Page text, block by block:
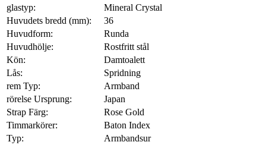
glastyp:
Mineral Crystal
Huvudets bredd (mm):
36
Huvudform:
Runda
Huvudhölje:
Rostfritt stål
Kön:
Damtoalett
Lås:
Spridning
rem Typ:
Armband
rörelse Ursprung:
Japan
Strap Färg:
Rose Gold
Timmarkörer:
Baton Index
Typ:
Armbandsur